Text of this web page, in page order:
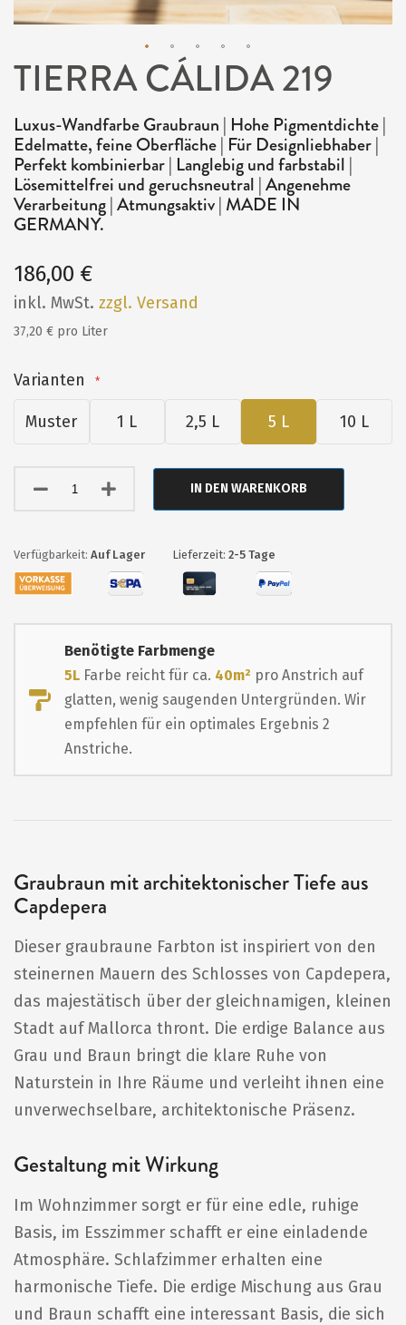
Zum
der
Bildergalerie
springen
TIERRA CÁLIDA 219
Luxus-Wandfarbe Graubraun | Hohe Pigmentdichte |
Edelmatte, feine Oberfläche | Für Designliebhaber |
Perfekt kombinierbar | Langlebig und farbstabil |
Lösemittelfrei und geruchsneutral | Angenehme
Verarbeitung | Atmungsaktiv | MADE IN
GERMANY.
186,00 €
inkl. MwSt. zzgl. Versand
37,20 € pro Liter
Varianten
Muster 1 L 2,5 L 5 L 10 L
IN DEN WARENKORB
Auf Lager Lieferzeit: 2-5 Tage
Benötigte Farbmenge
5L Farbe reicht für ca. 40m² pro Anstrich auf
glatten, wenig saugenden Untergründen. Wir
empfehlen für ein optimales Ergebnis 2
Anstriche.
Graubraun mit architektonischer Tiefe aus
Capdepera
Dieser graubraune Farbton ist inspiriert von den
steinernen Mauern des Schlosses von Capdepera,
das majestätisch über der gleichnamigen, kleinen
Stadt auf Mallorca thront. Die erdige Balance aus
Grau und Braun bringt die klare Ruhe von
Naturstein in Ihre Räume und verleiht ihnen eine
unverwechselbare, architektonische Präsenz.
Gestaltung mit Wirkung
Im Wohnzimmer sorgt er für eine edle, ruhige
Basis, im Esszimmer schafft er eine einladende
Atmosphäre. Schlafzimmer erhalten eine
harmonische Tiefe. Die erdige Mischung aus Grau
und Braun schafft eine interessant Basis, die sich